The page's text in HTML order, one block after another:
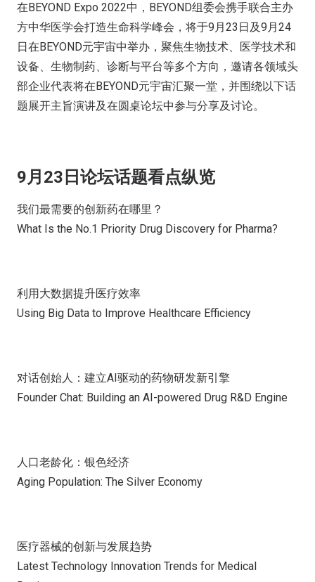
在BEYOND Expo 2022中，BEYOND组委会携手联合主办
方中华医学会打造生命科学峰会，将于9月23日及9月24
日在BEYOND元宇宙中举办，聚焦生物技术、医学技术和
设备、生物制药、诊断与平台等多个方向，邀请各领域头
部企业代表将在BEYOND元宇宙汇聚一堂，并围绕以下话
题展开主旨演讲及在圆桌论坛中参与分享及讨论。
9月23日论坛话题看点纵览
我们最需要的创新药在哪里？
What Is the No.1 Priority Drug Discovery for Pharma?
利用大数据提升医疗效率
Using Big Data to Improve Healthcare Efficiency
对话创始人：建立AI驱动的药物研发新引擎
Founder Chat: Building an AI-powered Drug R&D Engine
人口老龄化：银色经济
Aging Population: The Silver Economy
医疗器械的创新与发展趋势
Latest Technology Innovation Trends for Medical